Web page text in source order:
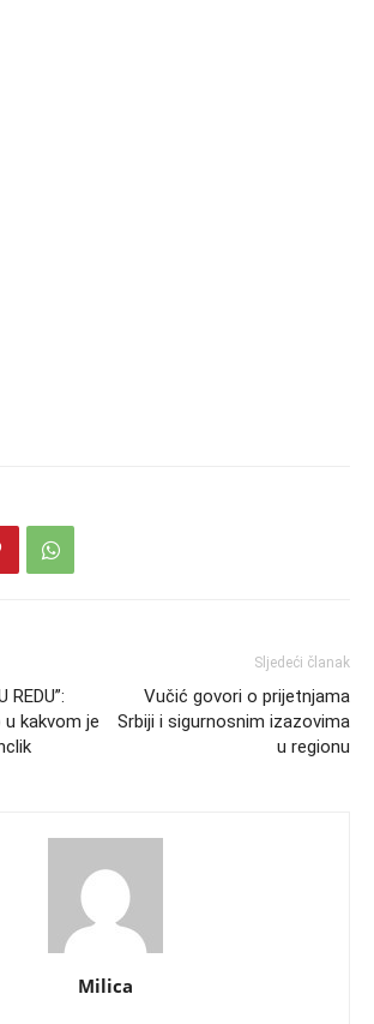
REDU”:
kakvom je
Sljedeći članak
Vučić govori o prijetnjama
Srbiji i sigurnosnim izazovima
u regionu
Milica